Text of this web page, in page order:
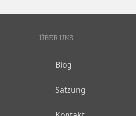
ÜBER UNS
Blog
Satzung